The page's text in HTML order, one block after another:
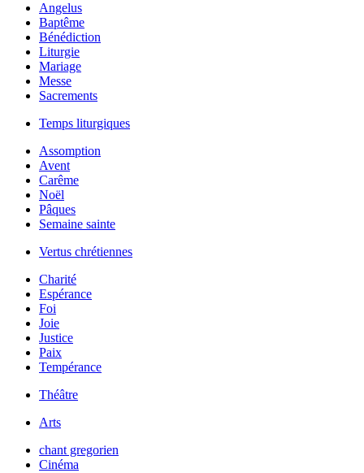
Angelus
Baptême
Bénédiction
Liturgie
Mariage
Messe
Sacrements
Temps liturgiques
Assomption
Avent
Carême
Noël
Pâques
Semaine sainte
Vertus chrétiennes
Charité
Espérance
Foi
Joie
Justice
Paix
Tempérance
Théâtre
Arts
chant gregorien
Cinéma